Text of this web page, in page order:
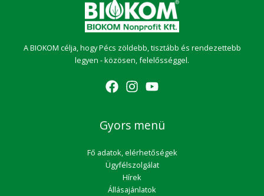
A BIOKOM célja, hogy Pécs zöldebb, tisztább és rendezettebb
legyen - közösen, felelősséggel.
Gyors menü
Fő adatok, elérhetőségek
Ügyfélszolgálat
Hírek
Állásajánlatok